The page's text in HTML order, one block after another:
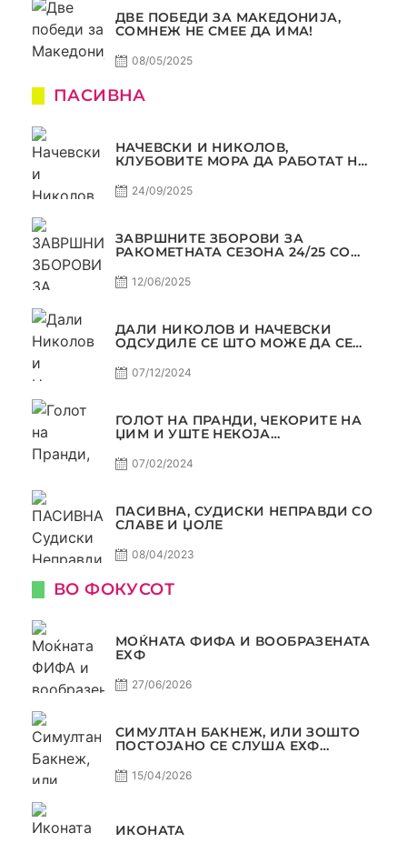
ДВЕ ПОБЕДИ ЗА МАКЕДОНИЈА,
СОМНЕЖ НЕ СМЕЕ ДА ИМА!
08/05/2025
ПАСИВНА
НАЧЕВСКИ И НИКОЛОВ,
КЛУБОВИТЕ МОРА ДА РАБОТАТ НА
С5Е2 ПАСИВНА
24/09/2025
ЗАВРШНИТЕ ЗБОРОВИ ЗА
РАКОМЕТНАТА СЕЗОНА 24/25 СО
С4Е11
12/06/2025
ДАЛИ НИКОЛОВ И НАЧЕВСКИ
ОДСУДИЛЕ СЕ ШТО МОЖЕ ДА СЕ
07/12/2024
ГОЛОТ НА ПРАНДИ, ЧЕКОРИТЕ НА
ЏИМ И УШТЕ НЕКОЈА
САМО РАКОМЕТ
07/02/2024
ПАСИВНА, СУДИСКИ НЕПРАВДИ СО
СЛАВЕ И ЏОЛЕ
08/04/2023
ВО ФОКУСОТ
МОЌНАТА ФИФА И ВООБРАЗЕНАТА
ЕХФ
27/06/2026
СИМУЛТАН БАКНЕЖ, ИЛИ ЗОШТО
ПОСТОЈАНО СЕ СЛУША ЕХФ
15/04/2026
ИКОНАТА